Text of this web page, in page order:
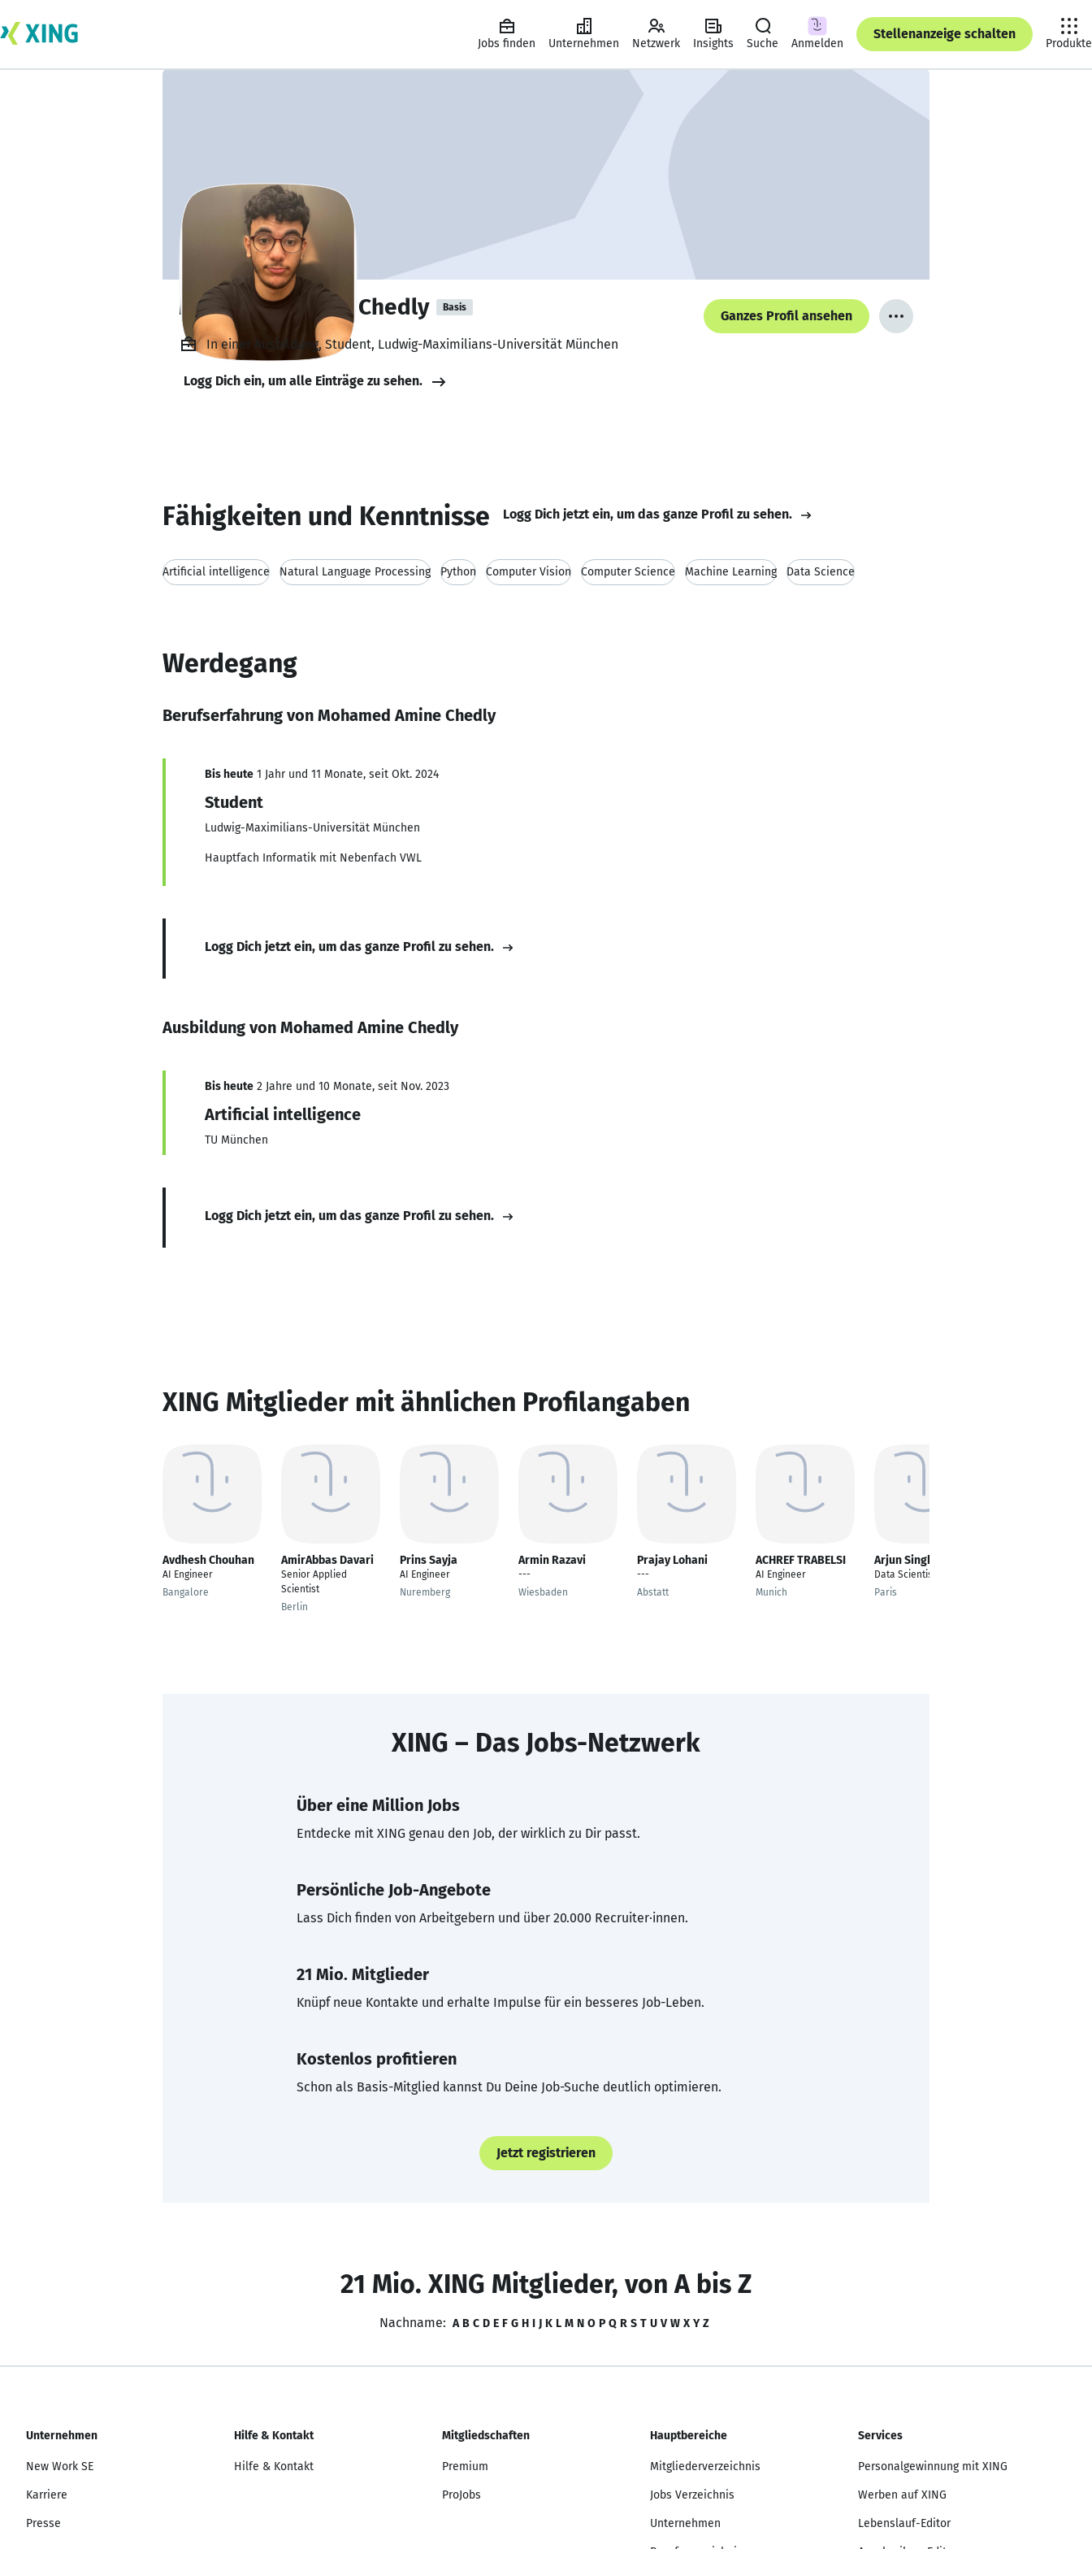
Jobs finden Unternehmen Netzwerk Insights Suche Anmelden
Stellenanzeige schalten
Produkte
Mohamed Amine Chedly Basis
Ganzes Profil ansehen
In einer Ausbildung, Student, Ludwig-Maximilians-Universität München
Logg Dich ein, um alle Einträge zu sehen.
Fähigkeiten und Kenntnisse Logg Dich jetzt ein, um das ganze Profil zu sehen.
Artificial intelligence Natural Language Processing Python Computer Vision Computer Science Machine Learning Data Science
Werdegang
Berufserfahrung von Mohamed Amine Chedly
Bis heute 1 Jahr und 11 Monate, seit Okt. 2024
Student
Ludwig-Maximilians-Universität München
Hauptfach Informatik mit Nebenfach VWL
Logg Dich jetzt ein, um das ganze Profil zu sehen.
Ausbildung von Mohamed Amine Chedly
Bis heute 2 Jahre und 10 Monate, seit Nov. 2023
Artificial intelligence
TU München
Logg Dich jetzt ein, um das ganze Profil zu sehen.
XING Mitglieder mit ähnlichen Profilangaben
Avdhesh Chouhan
AI Engineer
Bangalore
AmirAbbas Davari
Senior Applied
Scientist
Berlin
Prins Sayja
AI Engineer
Nuremberg
Armin Razavi
---
Wiesbaden
Prajay Lohani
---
Abstatt
ACHREF TRABELSI
AI Engineer
Munich
Arjun Singh
Data Scientist
Paris
XING – Das Jobs-Netzwerk
Über eine Million Jobs
Entdecke mit XING genau den Job, der wirklich zu Dir passt.
Persönliche Job-Angebote
Lass Dich finden von Arbeitgebern und über 20.000 Recruiter·innen.
21 Mio. Mitglieder
Knüpf neue Kontakte und erhalte Impulse für ein besseres Job-Leben.
Kostenlos profitieren
Schon als Basis-Mitglied kannst Du Deine Job-Suche deutlich optimieren.
Jetzt registrieren
21 Mio. XING Mitglieder, von A bis Z
Nachname: A B C D E F G H I J K L M N O P Q R S T U V W X Y Z
Unternehmen
New Work SE
Karriere
Presse
Hilfe & Kontakt
Hilfe & Kontakt
Mitgliedschaften
Premium
ProJobs
Hauptbereiche
Mitgliederverzeichnis
Jobs Verzeichnis
Unternehmen
Services
Personalgewinnung mit XING
Werben auf XING
Lebenslauf-Editor